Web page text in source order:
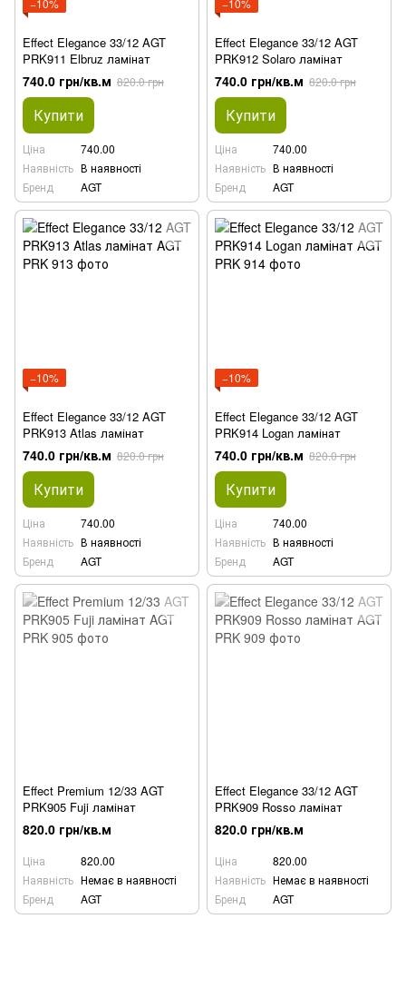
Effect Elegance 33/12 AGT
PRK911 Elbruz ламінат
740.0 грн/кв.м 820.0 грн
Купити
Ціна
740.00
Наявність В наявності
Бренд
AGT
Effect Elegance 33/12 AGT
PRK912 Solaro ламінат
740.0 грн/кв.м 820.0 грн
Купити
Ціна
740.00
Наявність В наявності
Бренд
AGT
−10%
Effect Elegance 33/12 AGT
PRK913 Atlas ламінат
740.0 грн/кв.м 820.0 грн
Купити
Ціна
740.00
Наявність В наявності
Бренд
AGT
−10%
Effect Elegance 33/12 AGT
PRK914 Logan ламінат
740.0 грн/кв.м 820.0 грн
Купити
Ціна
740.00
Наявність В наявності
Бренд
AGT
Effect Premium 12/33 AGT
PRK905 Fuji ламінат
820.0 грн/кв.м
Ціна
820.00
Наявність Немає в наявності
Бренд
AGT
Effect Elegance 33/12 AGT
PRK909 Rosso ламінат
820.0 грн/кв.м
Ціна
820.00
Наявність Немає в наявності
Бренд
AGT